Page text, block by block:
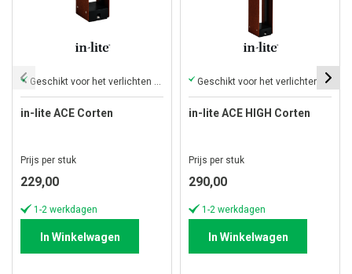
Geschikt voor het verlichten van een oprit en pad
in-lite ACE Corten
Prijs per stuk
229,00
1-2 werkdagen
In Winkelwagen
Geschikt voor het verlichten beplanting, een oprit en pad
in-lite ACE HIGH Corten
Prijs per stuk
290,00
1-2 werkdagen
In Winkelwagen